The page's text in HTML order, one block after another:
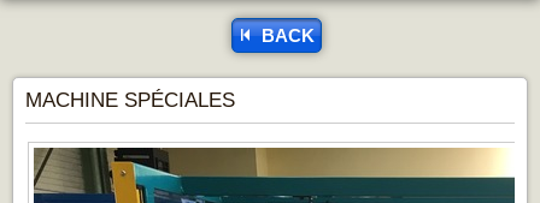
BACK
MACHINE SPÉCIALES